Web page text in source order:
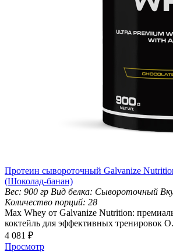
Протеин сывороточный Galvanize
(Шоколад-банан)
Вес: 900 гр Вид белка: Сывороточный
Количество порций: 28
Max Whey от Galvanize Nutrition:
коктейль для эффективных тренировок
4 081 ₽
Просмотр